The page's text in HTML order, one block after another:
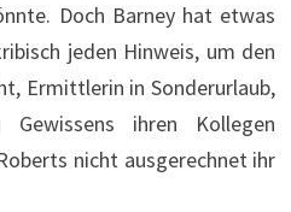
Doch Barney hat etwas
jeden Hinweis, um den
Ermittlerin in Sonderurlaub,
ihren Kollegen
nicht ausgerechnet ihr